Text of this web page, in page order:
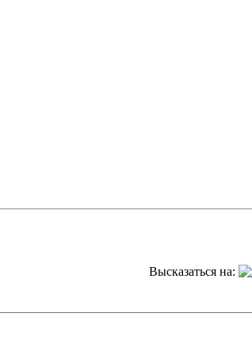
Высказаться на: